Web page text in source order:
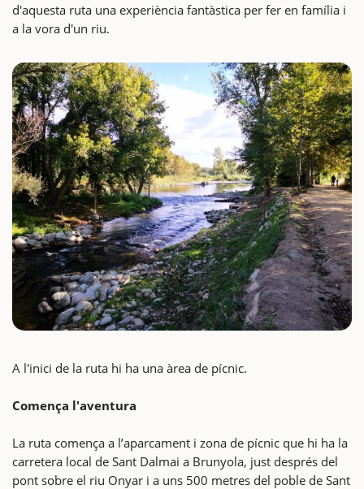
d'aquesta ruta una experiència fantàstica per fer en família i
a la vora d'un riu.
A l'inici de la ruta hi ha una àrea de pícnic.
Comença l'aventura
La ruta comença a l’aparcament i zona de pícnic que hi ha la
carretera local de Sant Dalmai a Brunyola, just després del
pont sobre el riu Onyar i a uns 500 metres del poble de Sant